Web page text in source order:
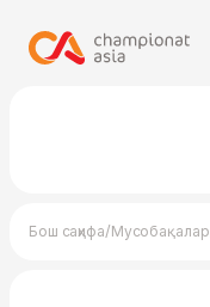
Бош саҳифа/Мусобақалар